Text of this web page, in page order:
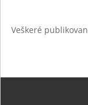
Veškeré